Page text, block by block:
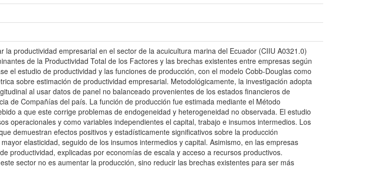
la productividad empresarial en el sector de la acuicultura marina del Ecuador (CIIU A0321.0)
de la Productividad Total de los Factores y las brechas existentes entre empresas según
el estudio de productividad y las funciones de producción, con el modelo Cobb-Douglas como
sobre estimación de productividad empresarial. Metodológicamente, la investigación adopta
al usar datos de panel no balanceado provenientes de los estados financieros de
de Compañías del país. La función de producción fue estimada mediante el Método
a que este corrige problemas de endogeneidad y heterogeneidad no observada. El estudio
operacionales y como variables independientes el capital, trabajo e insumos intermedios. Los
demuestran efectos positivos y estadísticamente significativos sobre la producción
elasticidad, seguido de los insumos intermedios y capital. Asimismo, en las empresas
productividad, explicadas por economías de escala y acceso a recursos productivos.
sector no es aumentar la producción, sino reducir las brechas existentes para ser más